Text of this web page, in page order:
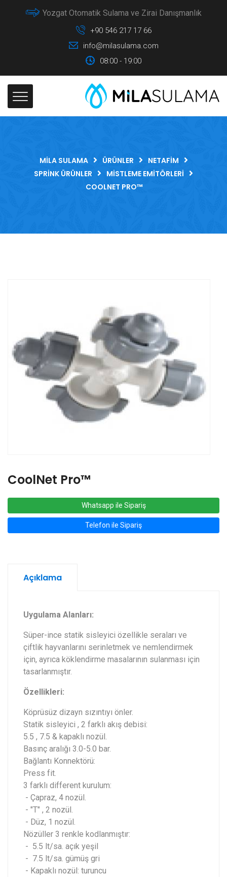
Yozgat Otomatik Sulama ve Zirai Danışmanlık
+90 546 217 17 66
info@milasulama.com
08:00 - 19:00
MILA SULAMA ÜRÜNLER
NETAFIM
SPRINK ÜRÜNLER
MISTLEME EMITÖRLERI
COOLNET PRO™‎
CoolNet Pro™‎
Whatsapp ile Sipariş
Telefon ile Sipariş
Açıklama
Uygulama Alanları:‎
Süper-ince statik sisleyici özellikle seraları ve
çiftlik hayvanlarını serinletmek ve nemlendirmek
için, ayrıca köklendirme masalarının sulanması için
tasarlanmıştır.
Özellikleri:
Köprüsüz dizayn sızıntıyı önler.
Statik sisleyici , 2 farklı akış debisi:
5.5 , 7.5 & kapaklı nozül.‎
Basınç aralığı 3.0-5.0 bar. ‎
Bağlantı Konnektörü:
Press fit. ‎
‎3 farklı different kurulum:‎
- Çapraz, 4 nozül.
- "T" , 2 nozül.
- Düz, 1 nozül. ‎
Nözüller 3 renkle kodlanmıştır: ‎
- 5.5 lt/sa. açık yeşil
- ‎ 7.5 lt/sa. gümüş gri
- Kapaklı nozül: turuncu